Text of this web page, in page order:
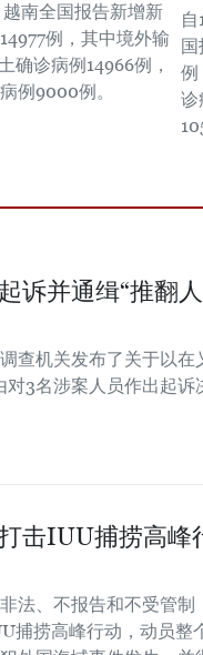
南全国报告新增新
例，其中境外输
确诊病例14966例，
例9000例。
国
例
诊
诉并通缉“推翻
查机关发布了关于以
对3名涉案人员作出起诉
击IUU捕捞高峰
法、不报告和不受管
捕捞高峰行动，动员整